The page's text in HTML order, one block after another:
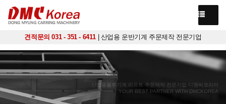
견적문의 031 - 351 - 6411 | 산업용 운반기계 주문제작 전문기업
산업용물류기계 리프트 주문제작 전문기업 디엠씨코리아
YOUR BEST PARTNER WITH DMCKOREA